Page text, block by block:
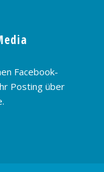
KONTAKT
Facebook-
Posting über